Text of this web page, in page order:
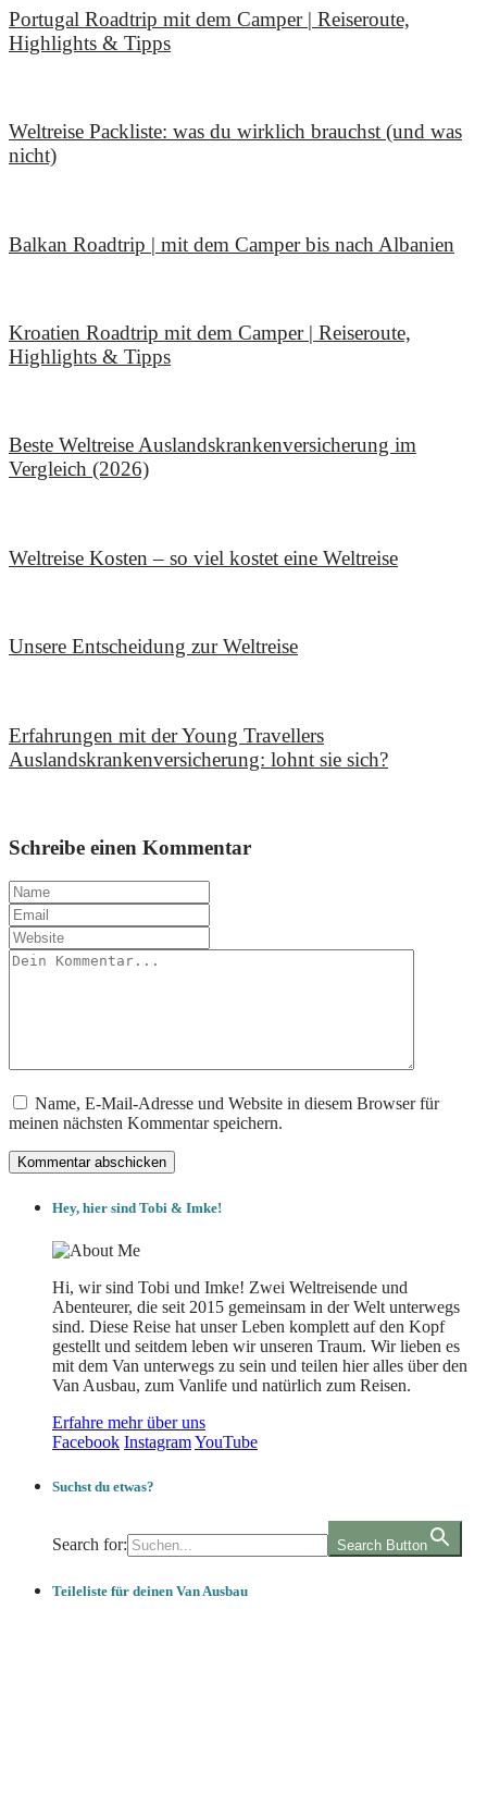
Portugal Roadtrip mit dem Camper | Reiseroute,
Highlights & Tipps
Weltreise Packliste: was du wirklich brauchst (und was
nicht)
Balkan Roadtrip | mit dem Camper bis nach Albanien
Kroatien Roadtrip mit dem Camper | Reiseroute,
Highlights & Tipps
Beste Weltreise Auslandskrankenversicherung im
Vergleich (2026)
Weltreise Kosten – so viel kostet eine Weltreise
Unsere Entscheidung zur Weltreise
Erfahrungen mit der Young Travellers
Auslandskrankenversicherung: lohnt sie sich?
Schreibe einen Kommentar
Name, E-Mail-Adresse und Website in diesem Browser für
meinen nächsten Kommentar speichern.
Hey, hier sind Tobi & Imke!
Hi, wir sind Tobi und Imke! Zwei Weltreisende und
Abenteurer, die seit 2015 gemeinsam in der Welt unterwegs
sind. Diese Reise hat unser Leben komplett auf den Kopf
gestellt und seitdem leben wir unseren Traum. Wir lieben es
mit dem Van unterwegs zu sein und teilen hier alles über den
Van Ausbau, zum Vanlife und natürlich zum Reisen.
Erfahre mehr über uns
Facebook InstagramYouTube
Suchst du etwas?
Search for: Search Button
Teileliste für deinen Van Ausbau